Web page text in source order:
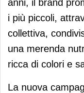
anni, il brand
i più piccoli,
collettiva,
una merenda
ricca di colori e
La nuova